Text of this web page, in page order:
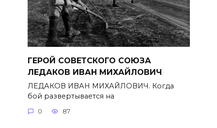
ГЕРОЙ СОВЕТСКОГО СОЮЗА
ЛЕДАКОВ ИВАН МИХАЙЛОВИЧ
ЛЕДАКОВ ИВАН МИХАЙЛОВИЧ. Когда
бой развертывается на
0 87